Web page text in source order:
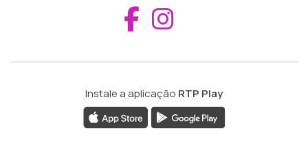
Aceder ao
Instale a aplicação RTP Play